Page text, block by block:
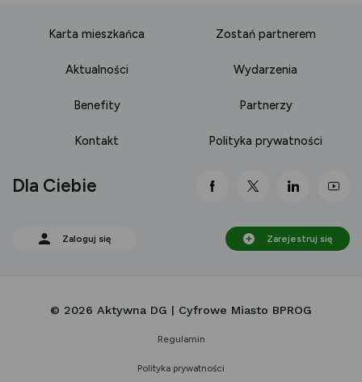
Karta mieszkańca Zostań partnerem
Aktualności Wydarzenia
Benefity Partnerzy
Kontakt Polityka prywatności
link otwiera się nowej
link otwiera się
link
Dla Ciebie
Zaloguj się Zarejestruj się
© 2026 Aktywna DG | Cyfrowe Miasto BPROG
Regulamin
Polityka prywatności